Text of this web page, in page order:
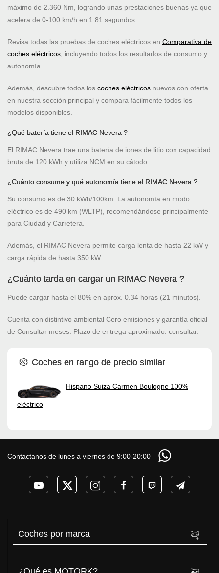
máximo de 2.360 Nm, logrando unas prestaciones buenas ya que
acelera de 0-100 km/h en 1.81 segundos.
Revisa todas las pruebas de coches eléctricos en Comparativa de
coches eléctricos, incluyendo todos los resultados de consumo y
autonomía.
Además, descubre todos los coches eléctricos nuevos con oferta
en nuestra sección principal y compara fácilmente todos los
modelos disponibles.
¿Qué batería tiene el RIMAC Nevera ?
El RIMAC Nevera trae una batería de iones de litio con capacidad
bruta de 120 kWh y utiliza NCM en su cátodo.
¿Cuánto consume y qué autonomía tiene el RIMAC Nevera ?
Su consumo es de 30 kWh/100km. La autonomía en modo
eléctrico es de 490 km (WLTP), recomendándose principalmente
para Ciudad y Carretera.
Además, el RIMAC Nevera permite carga lenta de hasta 22 kW y
carga rápida de hasta 350 kW
¿Cuánto tarda en cargar un RIMAC Nevera ?
Puede cargar hasta el 80% en aprox. 0.34 horas (21 minutos).
Cuenta con distintivo ambiental Cero emisiones y garantía oficial
de Consultar meses. Plazo de entrega aproximado: consultar.
Coches en rango de precio similar
Hispano Suiza Carmen Boulogne 100%
eléctrico
Contactanos de lunes a viernes de 9:00-20:00
Coches por marca
¿Qué es MOTORK?